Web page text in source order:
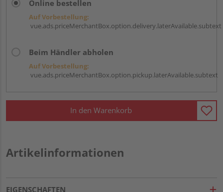
Online bestellen
Auf Vorbestellung:
vue.ads.priceMerchantBox.option.delivery.laterAvailable.subtext
Beim Händler abholen
Auf Vorbestellung:
vue.ads.priceMerchantBox.option.pickup.laterAvailable.subtext
In den Warenkorb
Artikelinformationen
EIGENSCHAFTEN